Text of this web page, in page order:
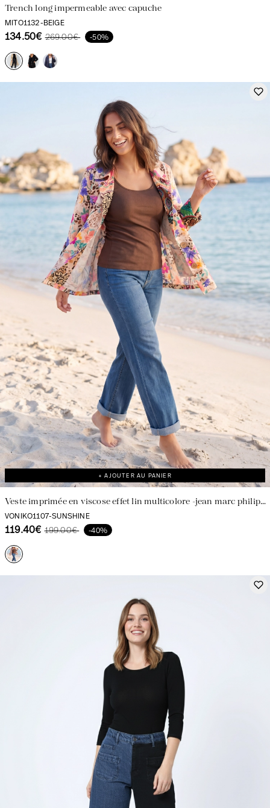
Trench long impermeable avec capuche
MITO1132-BEIGE
134.50€ 269.00€ -50%
+ AJOUTER AU PANIER
Veste imprimée en viscose effet lin multicolore -jean marc philippe
made in france
VONIKO1107-SUNSHINE
119.40€ 199.00€ -40%